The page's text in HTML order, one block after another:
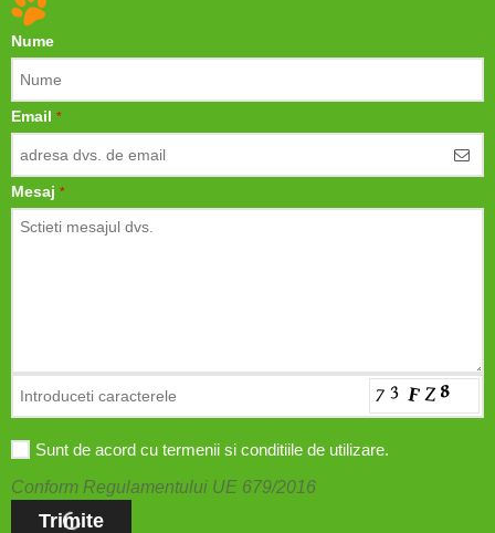
Nume
Email *
Mesaj *
Sunt de acord cu termenii si conditiile de utilizare.
Conform Regulamentului UE 679/2016
Trimite